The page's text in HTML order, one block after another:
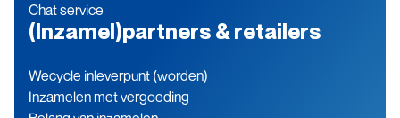
Chat service
(Inzamel)partners & retailers
Wecycle inleverpunt (worden)
Inzamelen met vergoeding